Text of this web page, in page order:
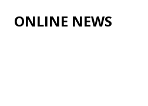
Skip to main
ONLINE NEWS